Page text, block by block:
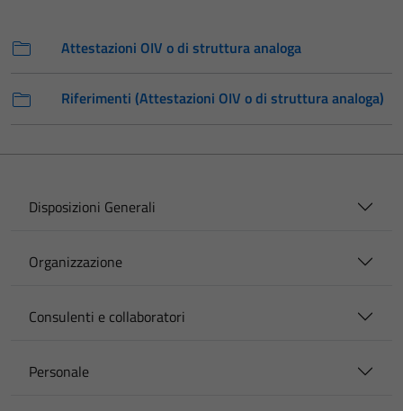
Attestazioni OIV o di struttura analoga
Riferimenti (Attestazioni OIV o di struttura analoga)
Disposizioni Generali
Organizzazione
Consulenti e collaboratori
Personale